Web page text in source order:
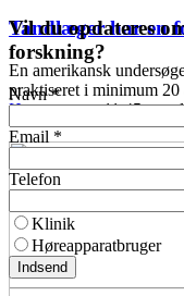
Tandlæger har en
En amerikansk
praktiseret i minimum
Høreomsorg 11:45
Vil du opdateres
forskning?
Navn *
Email *
Telefon
Klinik
Høreapparatbruger
Indsend